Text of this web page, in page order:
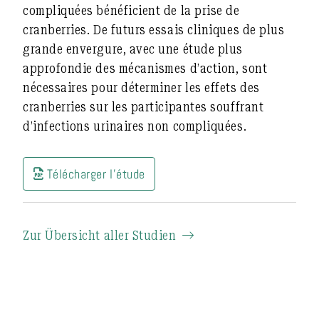
compliquées bénéficient de la prise de
cranberries. De futurs essais cliniques de plus
grande envergure, avec une étude plus
approfondie des mécanismes d’action, sont
nécessaires pour déterminer les effets des
cranberries sur les participantes souffrant
d’infections urinaires non compliquées.
Télécharger l'étude
Zur Übersicht aller Studien